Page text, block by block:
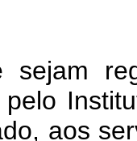
aos